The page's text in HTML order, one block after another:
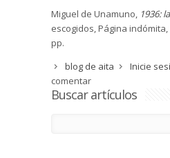
Miguel de Unamuno, 1936:
escogidos, Página
pp.
blog de aita
Inicie
comentar
Buscar artículos